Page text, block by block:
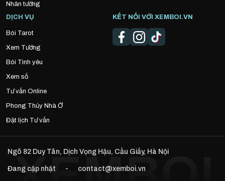
Nhân tướng
DỊCH VỤ
Bói Tarot
Xem Tướng
Bói Tình yêu
Xem số
Tư vấn Online
Phong Thủy Nhà Ở
Đặt lịch Tư vấn
KẾT NỐI VỚI XEMBOI.VN
Ngõ 82 Duy Tân, Dịch Vọng Hậu, Cầu Giấy, Hà Nội
Đang cập nhật - contact@xemboi.vn